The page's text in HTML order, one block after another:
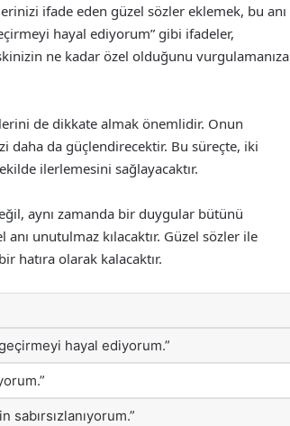
ifade eden güzel sözler eklemek, bu anı
hayal ediyorum” gibi ifadeler,
ne kadar özel olduğunu vurgulamanıza
de dikkate almak önemlidir. Onun
daha da güçlendirecektir. Bu süreçte, iki
ilerlemesini sağlayacaktır.
aynı zamanda bir duygular bütünü
anı unutulmaz kılacaktır. Güzel sözler ile
hatıra olarak kalacaktır.
hayal ediyorum.”
sabırsızlanıyorum.”